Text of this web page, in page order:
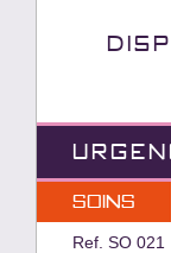
Soins
Ref. SO 021